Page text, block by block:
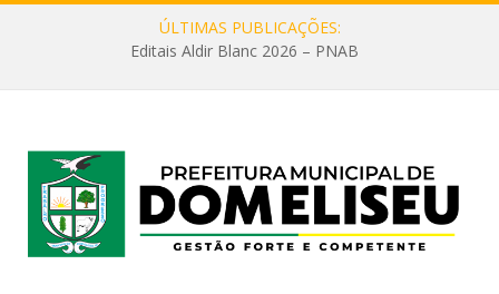
ÚLTIMAS PUBLICAÇÕES:
Editais Aldir Blanc 2026 – PNAB